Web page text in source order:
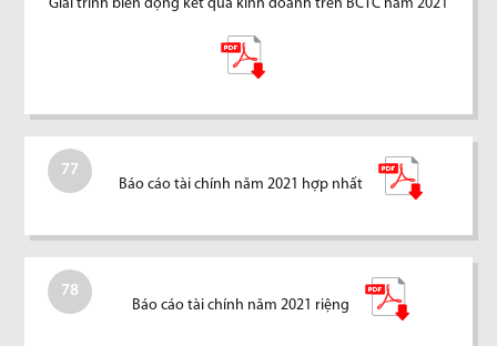
Giải trình biến động kết quả kinh doanh trên BCTC năm 2021
77
Báo cáo tài chính năm 2021 hợp nhất
78
Báo cáo tài chính năm 2021 riệng